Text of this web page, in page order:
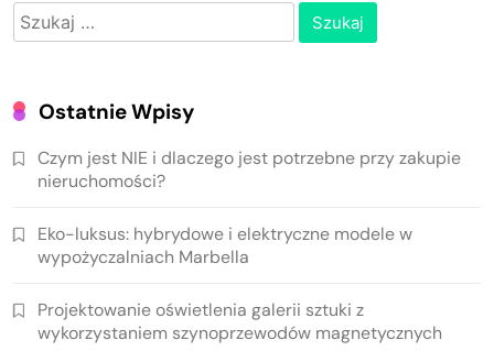
Szukaj:
Ostatnie Wpisy
Czym jest NIE i dlaczego jest potrzebne przy zakupie
nieruchomości?
Eko-luksus: hybrydowe i elektryczne modele w
wypożyczalniach Marbella
Projektowanie oświetlenia galerii sztuki z
wykorzystaniem szynoprzewodów magnetycznych